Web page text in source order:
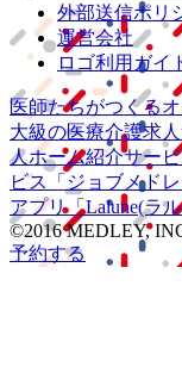
外部送信ポリ
運営会社
ロゴ利用ガイ
医師たちがつくる
大級の医療介護求人
人ホーム紹介サービ
ビス
「ジョブメド
アプリ「Lalune(ラル
©2016 MEDLEY,
予約する